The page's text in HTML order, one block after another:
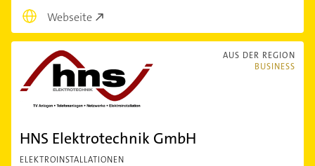
Webseite
AUS DER REGION
BUSINESS
HNS Elektrotechnik GmbH
ELEKTROINSTALLATIONEN